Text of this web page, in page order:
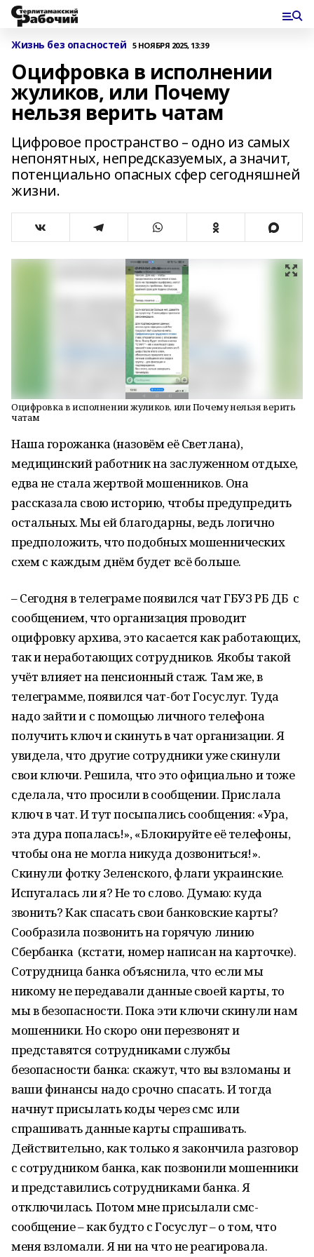
Жизнь без опасностей 5 НОЯБРЯ 2025, 13:39
Оцифровка в исполнении
жуликов, или Почему
нельзя верить чатам
Цифровое пространство – одно из самых
непонятных, непредсказуемых, а значит,
потенциально опасных сфер сегодняшней
жизни.
Оцифровка в исполнении жуликов, или Почему нельзя верить
чатам
Наша горожанка (назовём её Светлана),
медицинский работник на заслуженном отдыхе,
едва не стала жертвой мошенников. Она
рассказала свою историю, чтобы предупредить
остальных. Мы ей благодарны, ведь логично
предположить, что подобных мошеннических
схем с каждым днём будет всё больше.
– Сегодня в телеграме появился чат ГБУЗ РБ ДБ с
сообщением, что организация проводит
оцифровку архива, это касается как работающих,
так и неработающих сотрудников. Якобы такой
учёт влияет на пенсионный стаж. Там же, в
телеграмме, появился чат-бот Госуслуг. Туда
надо зайти и с помощью личного телефона
получить ключ и скинуть в чат организации. Я
увидела, что другие сотрудники уже скинули
свои ключи. Решила, что это официально и тоже
сделала, что просили в сообщении. Прислала
ключ в чат. И тут посыпались сообщения: «Ура,
эта дура попалась!», «Блокируйте её телефоны,
чтобы она не могла никуда дозвониться!».
Скинули фотку Зеленского, флаги украинские.
Испугалась ли я? Не то слово. Думаю: куда
звонить? Как спасать свои банковские карты?
Сообразила позвонить на горячую линию
Сбербанка (кстати, номер написан на карточке).
Сотрудница банка объяснила, что если мы
никому не передавали данные своей карты, то
мы в безопасности. Пока эти ключи скинули нам
мошенники. Но скоро они перезвонят и
представятся сотрудниками службы
безопасности банка: скажут, что вы взломаны и
ваши финансы надо срочно спасать. И тогда
начнут присылать коды через смс или
спрашивать данные карты спрашивать.
Действительно, как только я закончила разговор
с сотрудником банка, как позвонили мошенники
и представились сотрудниками банка. Я
отключилась. Потом мне присылали смс-
сообщение – как будто с Госуслуг – о том, что
меня взломали. Я ни на что не реагировала.